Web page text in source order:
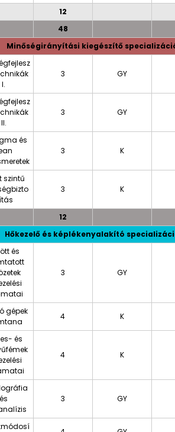
12
48
Minőségirányítási kiegészítő
I.
3 GY
II.
3 GY
és
3 K
szintű
3 K
12
Hőkezelő és képlékenyalakító
és
3 GY
gépek
4 K
és
4 K
és
3 GY